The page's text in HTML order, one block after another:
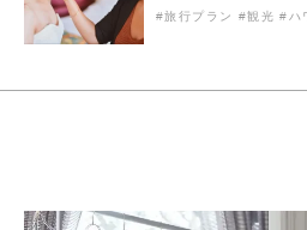
#旅行プラン #観光 #ハ